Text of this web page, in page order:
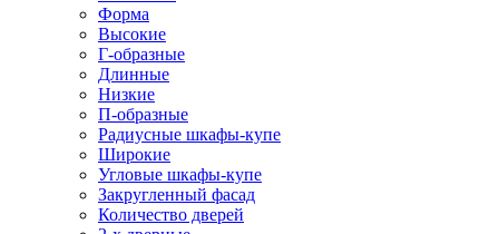
Форма
Высокие
Г-образные
Длинные
Низкие
П-образные
Радиусные шкафы-купе
Широкие
Угловые шкафы-купе
Закругленный фасад
Количество дверей